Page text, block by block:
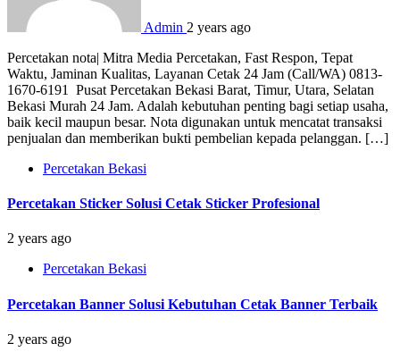
Admin 2 years ago
Percetakan nota| Mitra Media Percetakan, Fast Respon, Tepat
Waktu, Jaminan Kualitas, Layanan Cetak 24 Jam (Call/WA) 0813-
1670-6191 Pusat Percetakan Bekasi Barat, Timur, Utara, Selatan
Bekasi Murah 24 Jam. Adalah kebutuhan penting bagi setiap usaha,
baik kecil maupun besar. Nota digunakan untuk mencatat transaksi
penjualan dan memberikan bukti pembelian kepada pelanggan. […]
Percetakan Bekasi
Percetakan Sticker Solusi Cetak Sticker Profesional
2 years ago
Percetakan Bekasi
Percetakan Banner Solusi Kebutuhan Cetak Banner Terbaik
2 years ago